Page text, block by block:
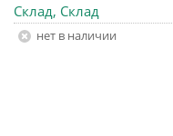
Склад, Склад
Нет в наличии